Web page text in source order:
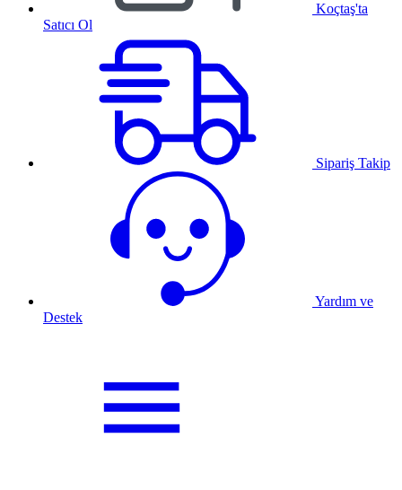
Koçtaş'ta
Satıcı Ol
Sipariş Takip
Yardım ve
Destek